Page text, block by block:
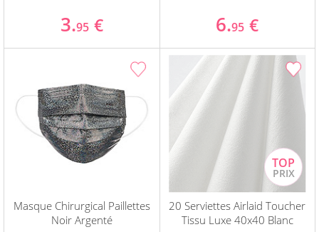
3.95 € 6.95 €
Masque Chirurgical Paillettes
Noir Argenté
20 Serviettes Airlaid Toucher
Tissu Luxe 40x40 Blanc